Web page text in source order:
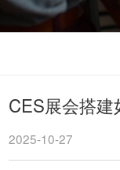
CES展会搭
2025-10-27